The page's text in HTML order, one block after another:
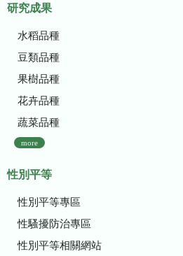
研究成果
水稻品種
豆類品種
果樹品種
花卉品種
蔬菜品種
more
性別平等
性別平等專區
性騷擾防治專區
性別平等相關網站